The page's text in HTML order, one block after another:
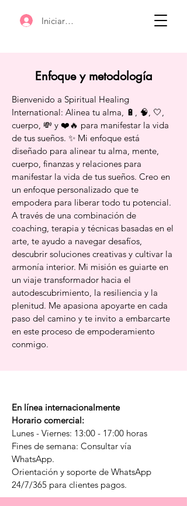
Iniciar sesión
Enfoque y metodología
Bienvenido a Spiritual Healing
International: Alinea tu alma, 🔋, 🧠, 🤍,
cuerpo, 💸 y ❤️🔥 para manifestar la vida
de tus sueños. ✨ Mi enfoque está
diseñado para alinear tu alma, mente,
cuerpo, finanzas y relaciones para
manifestar la vida de tus sueños. Creo en
un enfoque personalizado que te
empodera para liberar todo tu potencial.
A través de una combinación de
coaching, terapia y técnicas basadas en el
arte, te ayudo a navegar desafíos,
descubrir soluciones creativas y cultivar la
armonía interior. Mi misión es guiarte en
un viaje transformador hacia el
autodescubrimiento, la resiliencia y la
plenitud. Me apasiona apoyarte en cada
paso del camino y te invito a embarcarte
en este proceso de empoderamiento
conmigo.
En línea internacionalmente
Horario comercial:
Lunes - Viernes: 13:00 - 17:00 horas
Fines de semana: Consultar vía
WhatsApp.
Orientación y soporte de WhatsApp
24/7/365 para clientes pagos.